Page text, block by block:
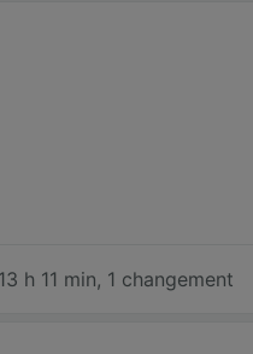
13 h 11 min, 1 changement